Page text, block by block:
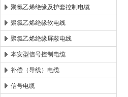
聚氯乙烯绝缘及护套控制电缆
聚氯乙烯绝缘软电线
聚氯乙烯绝缘屏蔽电线
本安型信号控制电缆
补偿（导线）电缆
信号电缆